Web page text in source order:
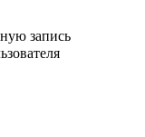
запись